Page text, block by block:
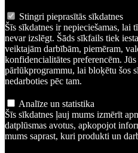
Stingri pieprasītās sīkdatnes
Šīs sīkdatnes ir nepieciešamas, lai
nevar izslēgt. Šāds sīkfails tiek
veiktajām darbībām, piemēram,
konfidencialitātes preferencēm.
pārlūkprogrammu, lai bloķētu šos
nedarboties pēc tam.
Analīze un statistika
Šīs sīkdatnes ļauj mums izmērīt
datplūsmas avotus, apkopojot
mums saprast, kuri produkti un